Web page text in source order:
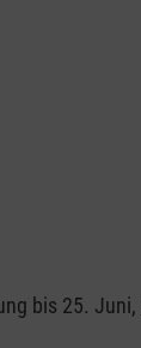
bis 25. Juni,